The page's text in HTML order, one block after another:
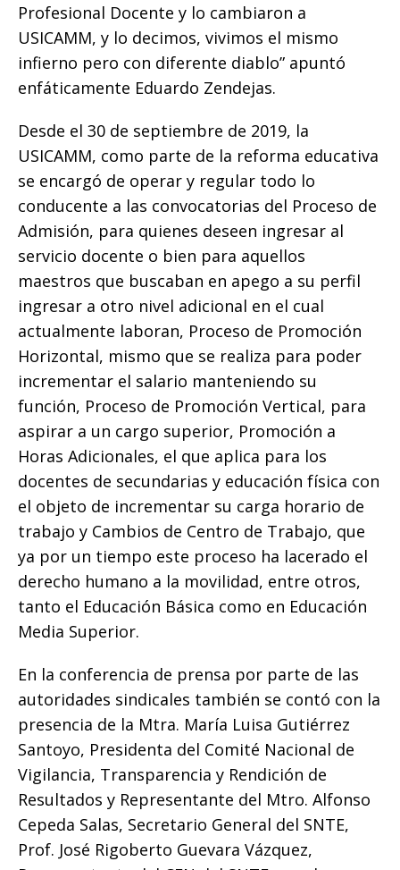
Profesional Docente y lo cambiaron a
USICAMM, y lo decimos, vivimos el mismo
infierno pero con diferente diablo” apuntó
enfáticamente Eduardo Zendejas.
Desde el 30 de septiembre de 2019, la
USICAMM, como parte de la reforma educativa
se encargó de operar y regular todo lo
conducente a las convocatorias del Proceso de
Admisión, para quienes deseen ingresar al
servicio docente o bien para aquellos
maestros que buscaban en apego a su perfil
ingresar a otro nivel adicional en el cual
actualmente laboran, Proceso de Promoción
Horizontal, mismo que se realiza para poder
incrementar el salario manteniendo su
función, Proceso de Promoción Vertical, para
aspirar a un cargo superior, Promoción a
Horas Adicionales, el que aplica para los
docentes de secundarias y educación física con
el objeto de incrementar su carga horario de
trabajo y Cambios de Centro de Trabajo, que
ya por un tiempo este proceso ha lacerado el
derecho humano a la movilidad, entre otros,
tanto el Educación Básica como en Educación
Media Superior.
En la conferencia de prensa por parte de las
autoridades sindicales también se contó con la
presencia de la Mtra. María Luisa Gutiérrez
Santoyo, Presidenta del Comité Nacional de
Vigilancia, Transparencia y Rendición de
Resultados y Representante del Mtro. Alfonso
Cepeda Salas, Secretario General del SNTE,
Prof. José Rigoberto Guevara Vázquez,